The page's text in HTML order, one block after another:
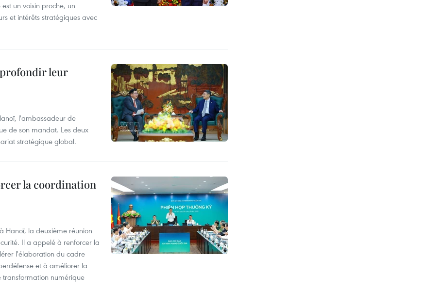
un voisin proche, un
et intérêts stratégiques avec
leur
l'ambassadeur de
de son mandat. Les deux
stratégique global.
la coordination
Hanoï, la deuxième réunion
Il a appelé à renforcer la
l'élaboration du cadre
et à améliorer la
transformation numérique